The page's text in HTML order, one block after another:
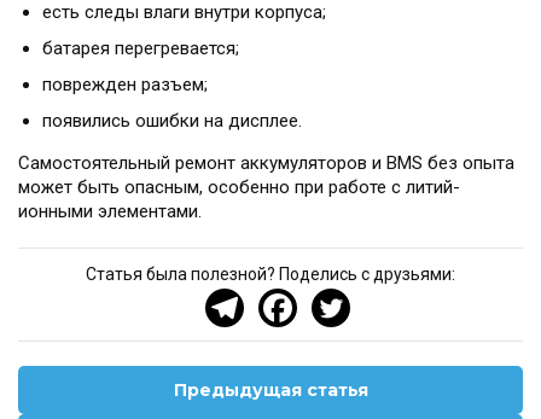
есть следы влаги внутри корпуса;
батарея перегревается;
поврежден разъем;
появились ошибки на дисплее.
Самостоятельный ремонт аккумуляторов и BMS без опыта
может быть опасным, особенно при работе с литий-
ионными элементами.
Статья была полезной? Поделись с друзьями:
Предыдущая статья